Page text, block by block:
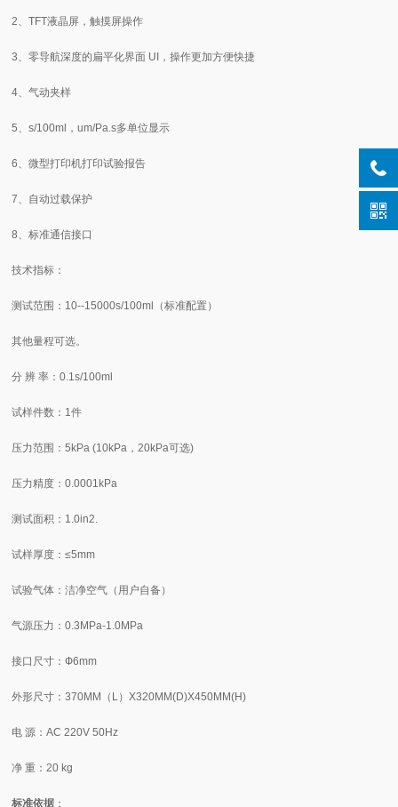
2、TFT液晶屏，触摸屏操作
3、零导航深度的扁平化界面 UI，操作更加方便快捷
4、气动夹样
5、s/100ml，um/Pa.s多单位显示
6、微型打印机打印试验报告
7、自动过载保护
8、标准通信接口
技术指标：
测试范围：10--15000s/100ml（标准配置）
其他量程可选。
分 辨 率：0.1s/100ml
试样件数：1件
压力范围：5kPa (10kPa，20kPa可选)
压力精度：0.0001kPa
测试面积：1.0in2.
试样厚度：≤5mm
试验气体：洁净空气（用户自备）
气源压力：0.3MPa-1.0MPa
接口尺寸：Ф6mm
外形尺寸：370MM（L）X320MM(D)X450MM(H)
电 源：AC 220V 50Hz
净 重：20 kg
标准依据 ：